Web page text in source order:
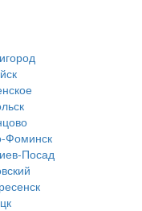
Фоминск
Посад